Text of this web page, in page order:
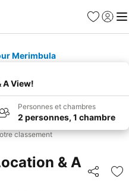
Favoris
Se
Merimbula
A View!
Personnes et chambres
2 personnes, 1 chambre
classement
& A
Partager